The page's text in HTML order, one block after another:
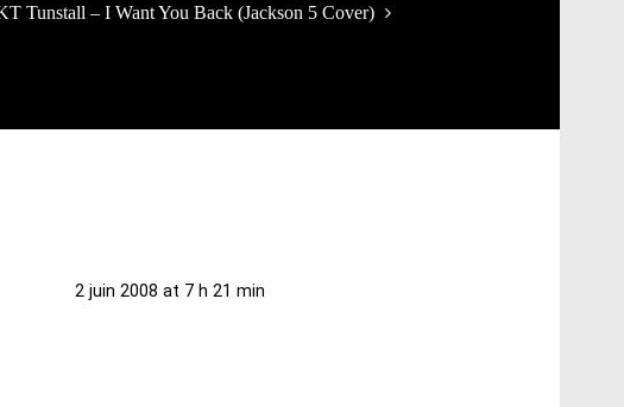
Tunstall – I Want You Back (Jackson 5 Cover)
2 juin 2008 at 7 h 21 min